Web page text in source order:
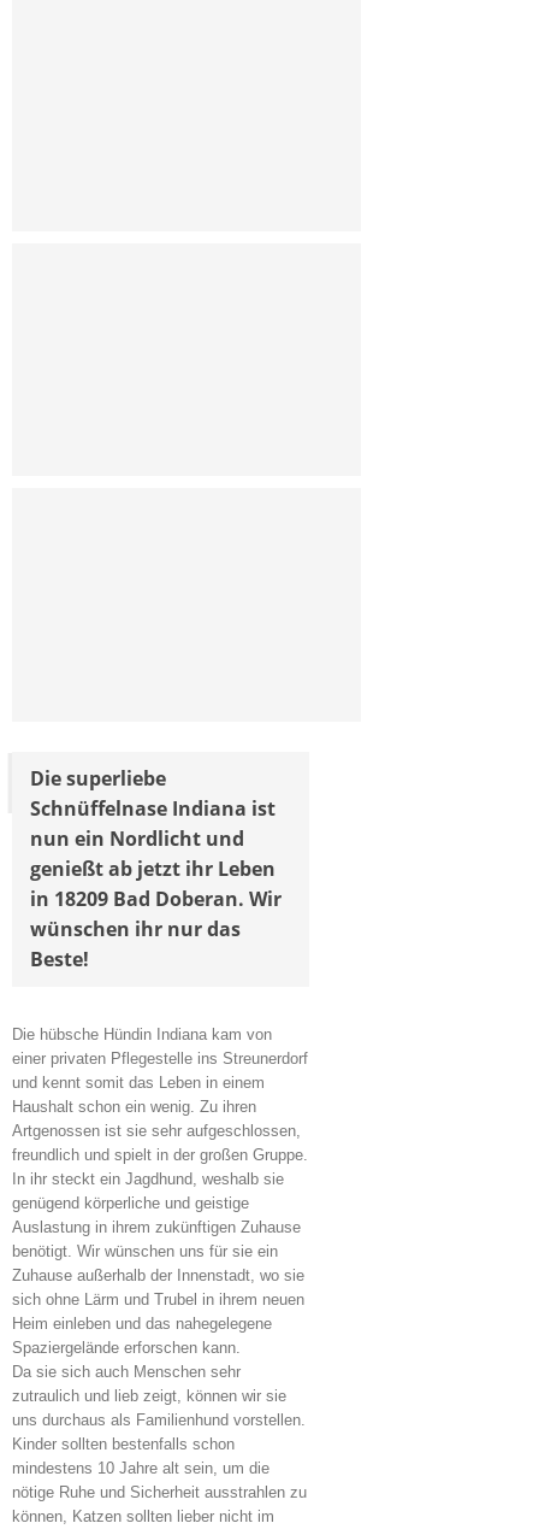
Die superliebe
Schnüffelnase Indiana ist
nun ein Nordlicht und
genießt ab jetzt ihr Leben
in 18209 Bad Doberan. Wir
wünschen ihr nur das
Beste!
Die hübsche Hündin Indiana kam von
einer privaten Pflegestelle ins Streunerdorf
und kennt somit das Leben in einem
Haushalt schon ein wenig. Zu ihren
Artgenossen ist sie sehr aufgeschlossen,
freundlich und spielt in der großen Gruppe.
In ihr steckt ein Jagdhund, weshalb sie
genügend körperliche und geistige
Auslastung in ihrem zukünftigen Zuhause
benötigt. Wir wünschen uns für sie ein
Zuhause außerhalb der Innenstadt, wo sie
sich ohne Lärm und Trubel in ihrem neuen
Heim einleben und das nahegelegene
Spaziergelände erforschen kann.
Da sie sich auch Menschen sehr
zutraulich und lieb zeigt, können wir sie
uns durchaus als Familienhund vorstellen.
Kinder sollten bestenfalls schon
mindestens 10 Jahre alt sein, um die
nötige Ruhe und Sicherheit ausstrahlen zu
können, Katzen sollten lieber nicht im